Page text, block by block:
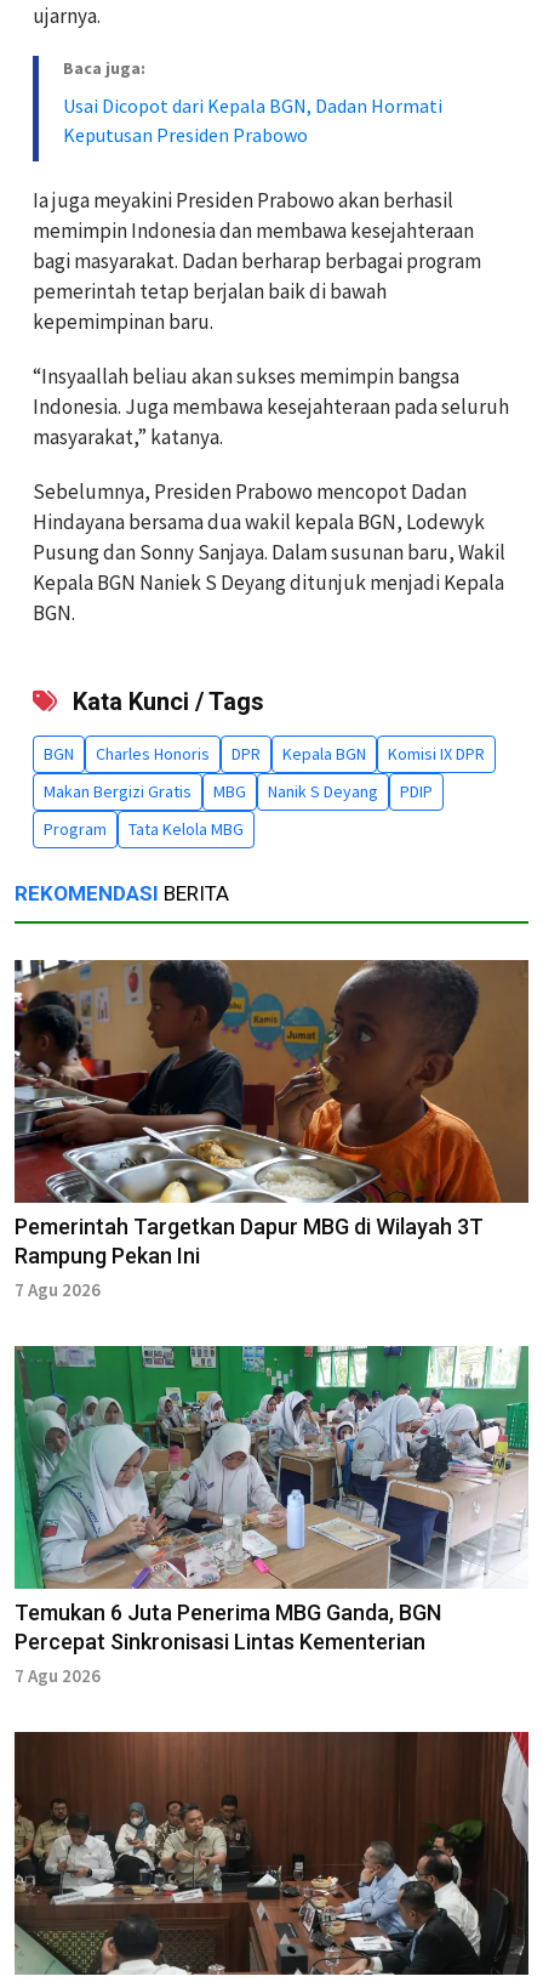
ujarnya.
Baca juga:
Usai Dicopot dari Kepala BGN, Dadan Hormati
Keputusan Presiden Prabowo
Ia juga meyakini Presiden Prabowo akan berhasil
memimpin Indonesia dan membawa kesejahteraan
bagi masyarakat. Dadan berharap berbagai program
pemerintah tetap berjalan baik di bawah
kepemimpinan baru.
“Insyaallah beliau akan sukses memimpin bangsa
Indonesia. Juga membawa kesejahteraan pada seluruh
masyarakat,” katanya.
Sebelumnya, Presiden Prabowo mencopot Dadan
Hindayana bersama dua wakil kepala BGN, Lodewyk
Pusung dan Sonny Sanjaya. Dalam susunan baru, Wakil
Kepala BGN Naniek S Deyang ditunjuk menjadi Kepala
BGN.
Kata Kunci / Tags
BGN Charles Honoris DPR Kepala BGN
Komisi IX DPR
Makan Bergizi Gratis
MBG Nanik S Deyang
PDIP
Program
Tata Kelola MBG
REKOMENDASI BERITA
Pemerintah Targetkan Dapur MBG di Wilayah 3T
Rampung Pekan Ini
7 Agu 2026
Temukan 6 Juta Penerima MBG Ganda, BGN
Percepat Sinkronisasi Lintas Kementerian
7 Agu 2026